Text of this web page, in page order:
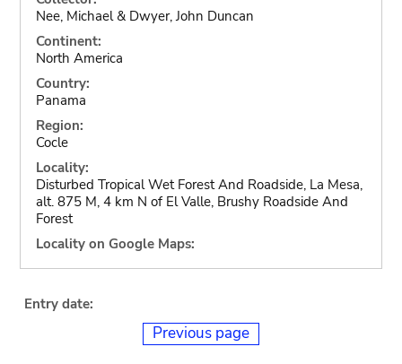
Nee, Michael & Dwyer, John Duncan
Continent:
North America
Country:
Panama
Region:
Cocle
Locality:
Disturbed Tropical Wet Forest And Roadside, La Mesa,
alt. 875 M, 4 km N of El Valle, Brushy Roadside And
Forest
Locality on Google Maps:
Entry date:
Previous page